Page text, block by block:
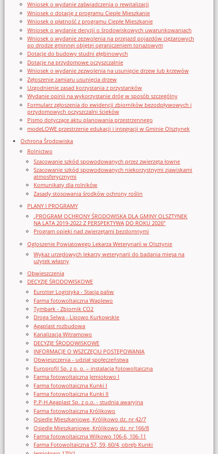
Wniosek o wydanie zaświadczenia o rewitalizacji
Wniosek o dotację z programu Ciepłe Mieszkanie
Wniosek o płatność z programu Ciepłe Mieszkanie
Wniosek o wydanie decyzji o środowiskowych uwarunkowaniach
Wniosek o wydanie zezwolenia na przejazd pojazdów ciężarowych
po drodze gminnej objętej ograniczeniem tonażowym
Dotacje do budowy studni głębinowych
Dotacje na przydomowe oczyszczalnie
Wniosek o wydanie zezwolenia na usunięcie drzew lub krzewów
Zgłoszenie zamiaru usunięcia drzew
Uzgodnienie zasad korzystania z przystanków
Wydanie opinii na wykorzystanie dróg w sposób szczególny
Formularz zgłoszenia do ewidencji zbiorników bezodpływowych i
przydomowych oczyszczalni ścieków
Pismo dotyczące aktu planowania przestrzennego
modeLOWE przestrzenie edukacji i integracji w Gminie Olsztynek
Ochrona Środowiska
Rolnictwo
Szacowanie szkód spowodowanych przez zwierzęta łowne
Szacowanie szkód spowodowanych niekorzystnymi zjawiskami
atmosferycznymi
Komunikaty dla rolników
Zasady stosowania środków ochrony roślin
PLANY I PROGRAMY
„PROGRAM OCHRONY ŚRODOWISKA DLA GMINY OLSZTYNEK
NA LATA 2019-2022 Z PERSPEKTYWĄ DO ROKU 2026”
Program opieki nad zwierzętami bezdomnymi
Ogloszenie Powiatowego Lekarza Weterynarii w Olsztynie
Wykaz urzędowych lekarzy weterynarii do badania mięsa na
użytek własny
Obwieszczenia
DECYZJE ŚRODOWISKOWE
Eurotter Logistyka - Stacja paliw
Farma fotowoltaiczna Waplewo
Tymbark - Zbiornik CO2
Droga Selwa - Lipowo Kurkowskie
Agaplast rozbudowa
Kanalizacja Witramowo
DECYZJE ŚRODOWISKOWE
INFORMACJE O WSZCZĘCIU POSTĘPOWANIA
Obwieszczenia - udział społeczeństwa
Europrofil Sp. z o. o. – instalacja fotowoltaiczna
Farma fotowoltaiczna Jemiołowo I
Farma fotowoltaiczna Kunki I
Farma fotowoltaiczna Kunki II
P.P-H.Agaplast Sp. z o.o. - studnia awaryjna
Farma fotowoltaiczna Królikowo
Osiedle Mieszkaniowe, Królikowo dz. nr 42/7
Osiedle Mieszkaniowe, Królikowo dz. nr 166/8
Farma fotowoltaiczna Wilkowo 106-6, 106-11
Farma Fotowoltaiczna 57, 59, 60/4, obręb Kunki